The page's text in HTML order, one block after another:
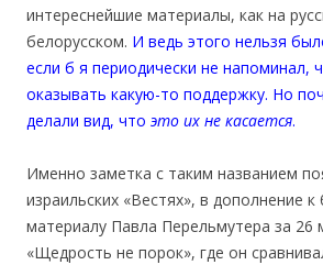
интереснейшие материалы, как на
белорусском. И ведь этого нельзя
если б я периодически не напоминал,
оказывать какую-то поддержку. Но
делали вид, что это их не касается.
Именно заметка с таким названием
израильских «Вестях», в дополнение
материалу Павла Перельмутера за 26
«Щедрость не порок», где он